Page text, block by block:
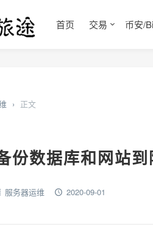
首页 交易 币安/
› 正文
份数据库和网站
服务器运维 2020-09-01